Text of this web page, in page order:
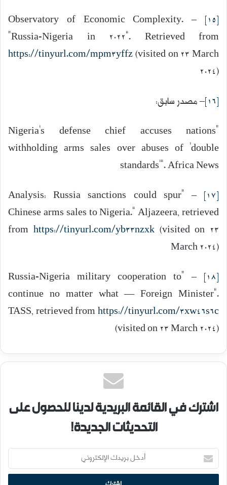
[15]
– Observatory of Economic Complexity.
“Russia-Nigeria in 2022”. Retrieved from
https://tinyurl.com/mpm3yffz(visited on 23 March
2024)
[16]
– مصدر سابق:
“Nigeria’s defense chief accuses nations
withholding arms sales over abuses of ‘double
standards’”. Africa News
[17]
– “Analysis: Russia sanctions could spur
Chinese arms sales to Nigeria.” Aljazeera, retrieved
from https://tinyurl.com/yb33nzxk(visited on 23
March 2024)
[18]
– “Russia-Nigeria military cooperation to
continue no matter what — Foreign Minister”.
TASS, retrieved fromhttps://tinyurl.com/3xw46s6c
(visited on 23 March 2024)
اشترك في القائمة البريدية لدينا للحصول على
التحديثات الجديدة!
أدخل
بريدك
الإلكتروني